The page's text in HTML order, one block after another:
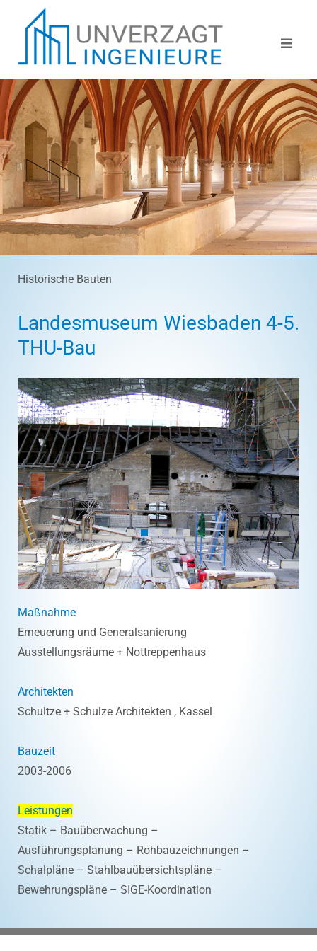
Historische Bauten
Landesmuseum Wiesbaden 4-5.
THU-Bau
Maßnahme
Erneuerung und Generalsanierung
Ausstellungsräume + Nottreppenhaus
Architekten
Schultze + Schulze Architekten , Kassel
Bauzeit
2003-2006
Leistungen
Statik – Bauüberwachung –
Ausführungsplanung – Rohbauzeichnungen –
Schalpläne – Stahlbauübersichtspläne –
Bewehrungspläne – SIGE-Koordination